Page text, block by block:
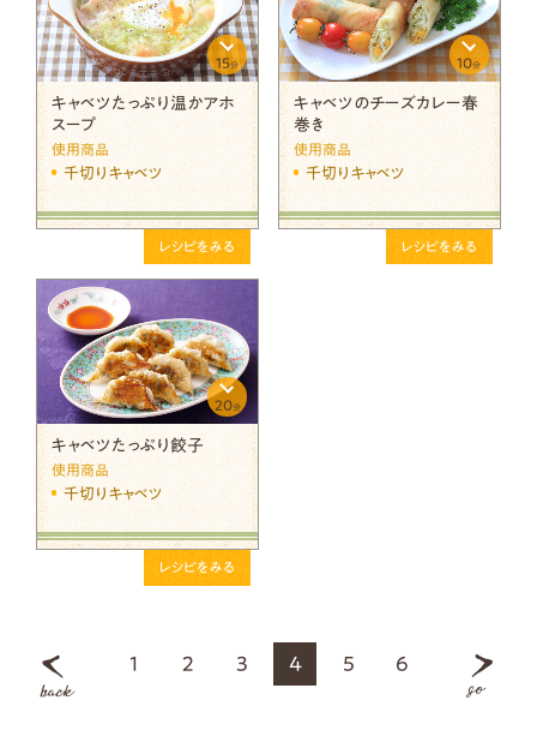
キャベツたっぷり温かアホ
スープ
15分
使用商品
千切りキャベツ
レシピをみる
キャベツのチーズカレー春
巻き
10分
使用商品
千切りキャベツ
レシピをみる
キャベツたっぷり餃子
20分
使用商品
千切りキャベツ
レシピをみる
1 2 3 4 5 6